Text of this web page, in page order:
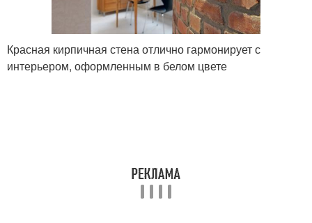
Красная кирпичная стена отлично гармонирует с
интерьером, оформленным в белом цвете